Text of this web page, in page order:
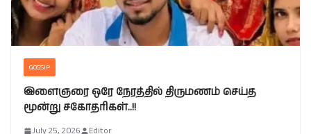
GOSSIP
இளைஞரை ஒரே நேரத்தில் திருமணம் செய்த
மூன்று சகோதரிகள்..!!
July 25, 2026 Editor